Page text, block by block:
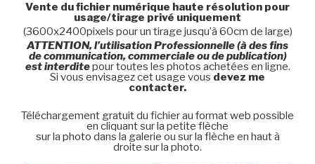
Vente du fichier numérique haute résolution pour
usage/tirage privé uniquement
(3600x2400pixels pour un tirage jusqu’à 60cm de large)
ATTENTION, l’utilisation Professionnelle (à des fins
de communication, commerciale ou de publication)
est interditepour toutes les photos achetées en ligne.
Si vous envisagez cet usage vous devez me
contacter.
Téléchargement gratuit du fichier au format web possible
en cliquant sur la petite flèche
sur la photo dans la galerie ou sur la flèche en haut à
droite sur la photo.